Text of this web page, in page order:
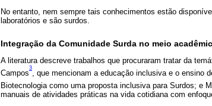
No entanto, nem sempre tais conhecimentos estão
laboratórios e são surdos.
Integração da Comunidade Surda no meio
A literatura descreve trabalhos que procuraram tratar da
Campos
3
, que mencionam a educação inclusiva e o ensino
Biotecnologia como uma proposta inclusiva para Surdos; e
manuais de atividades práticas na vida cotidiana com